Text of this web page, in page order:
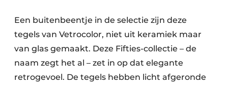
Een buitenbeentje in de selectie zijn deze
tegels van Vetrocolor, niet uit keramiek maar
van glas gemaakt. Deze Fifties-collectie – de
naam zegt het al – zet in op dat elegante
retrogevoel. De tegels hebben licht afgeronde